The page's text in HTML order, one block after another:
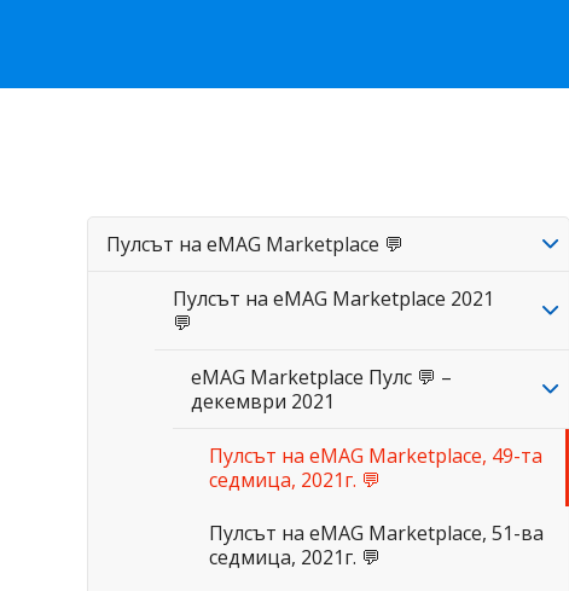
Пулсът на eMAG Marketplace 💬
Пулсът на eMAG Marketplace 2021
💬
eMAG Marketplace Пулс 💬 –
декември 2021
Пулсът на eMAG Marketplace, 49-та
седмица, 2021г. 💬
Пулсът на eMAG Marketplace, 51-ва
седмица, 2021г. 💬